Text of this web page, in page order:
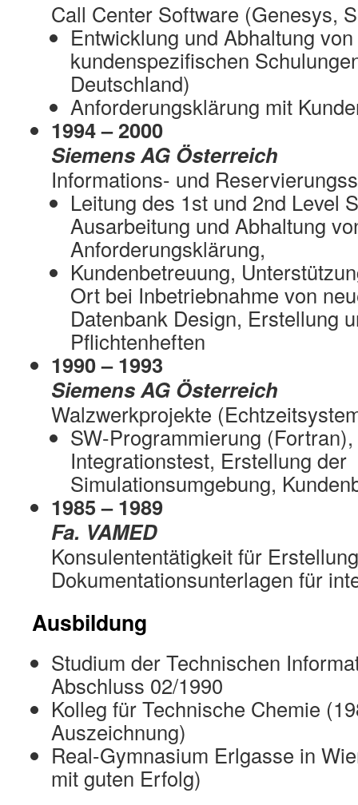
Call Center Software (Genesys,
Entwicklung und Abhaltung
kundenspezifischen
Deutschland)
Anforderungsklärung mit
1994 – 2000
Siemens AG Österreich
Informations- und
Leitung des 1st und 2nd Level
Ausarbeitung und Abhaltung
Anforderungsklärung,
Kundenbetreuung,
Ort bei Inbetriebnahme von
Datenbank Design, Erstellung
Pflichtenheften
1990 – 1993
Siemens AG Österreich
Walzwerkprojekte
SW-Programmierung
Integrationstest, Erstellung der
Simulationsumgebung,
1985 – 1989
Fa. VAMED
Konsulententätigkeit für
Dokumentationsunterlagen für
Ausbildung
Studium der Technischen
Abschluss 02/1990
Kolleg für Technische Chemie
Auszeichnung)
Real-Gymnasium Erlgasse in
mit guten Erfolg)